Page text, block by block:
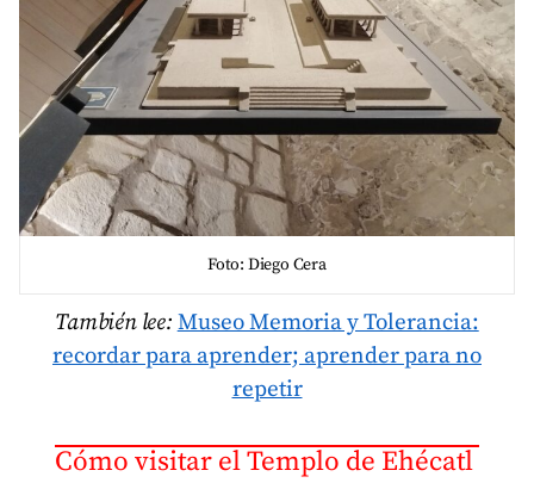
Foto: Diego Cera
También lee: Museo Memoria y Tolerancia:
recordar para aprender; aprender para no
repetir
Cómo visitar el Templo de Ehécatl